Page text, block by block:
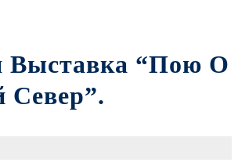
Выставка “Пою О
Север”.